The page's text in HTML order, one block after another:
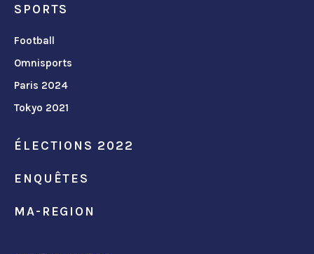
SPORTS
Football
Omnisports
Paris 2024
Tokyo 2021
ÉLECTIONS 2022
ENQUÊTES
MA-REGION